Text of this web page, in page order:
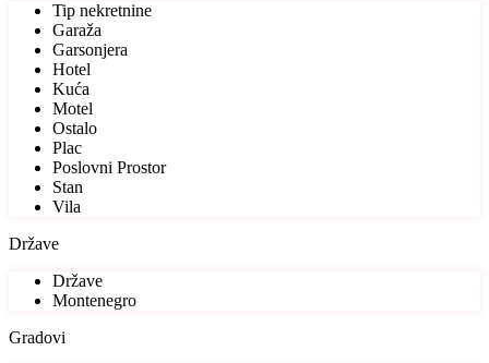
Tip nekretnine
Garaža
Garsonjera
Hotel
Kuća
Motel
Ostalo
Plac
Poslovni Prostor
Stan
Vila
Države
Države
Montenegro
Gradovi